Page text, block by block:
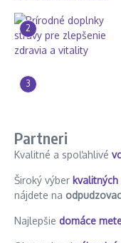
2
3
Partneri
Kvalitné a spoľahlivé
Široký výber
nájdete na
Najlepšie domáce